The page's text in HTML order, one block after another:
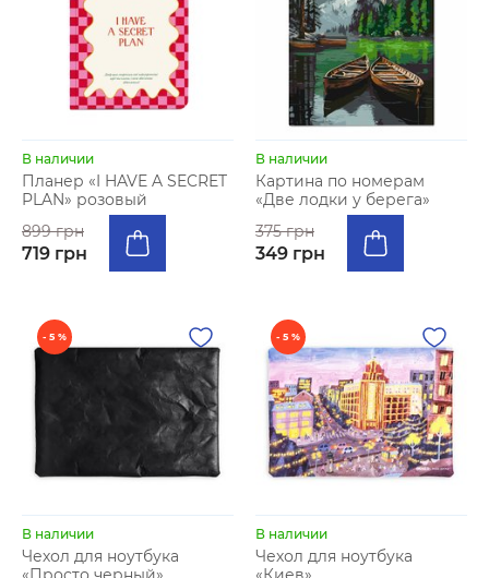
В наличии
Планер «I HAVE A SECRET
PLAN» розовый
899 грн
719 грн
В наличии
Картина по номерам
«Две лодки у берега»
375 грн
349 грн
- 5 %
В наличии
Чехол для ноутбука
- 5 %
В наличии
Чехол для ноутбука